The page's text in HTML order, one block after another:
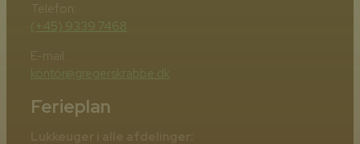
Telefon:
(+45) 9339 7468
E-mail:
kontor@gregerskrabbe.dk
Ferieplan